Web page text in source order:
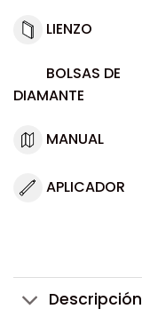
LIENZO
BOLSAS DE
DIAMANTE
MANUAL
APLICADOR
Descripción